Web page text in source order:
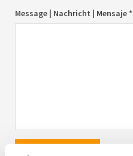
Message | Nachricht | Mensaje *